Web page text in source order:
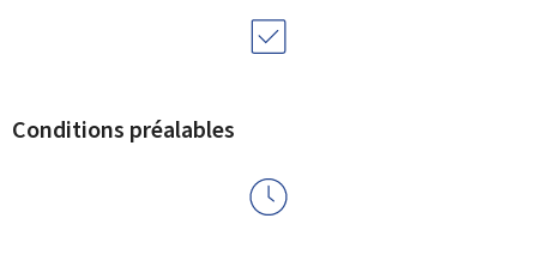
Conditions préalables